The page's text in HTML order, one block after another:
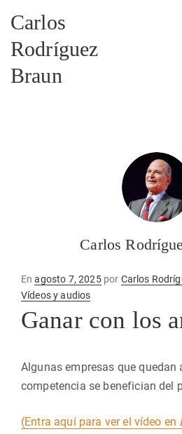
Carlos
Rodríguez
Braun
Carlos
EnPublicado
en
agosto 7, 2025por Carlos
Vídeos y audios
Ganar con los
Algunas empresas que quedan
competencia se benefician del
(Entra aquí para ver el vídeo en